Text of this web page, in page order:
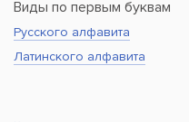
Виды по первым буквам
Русского алфавита
Латинского алфавита